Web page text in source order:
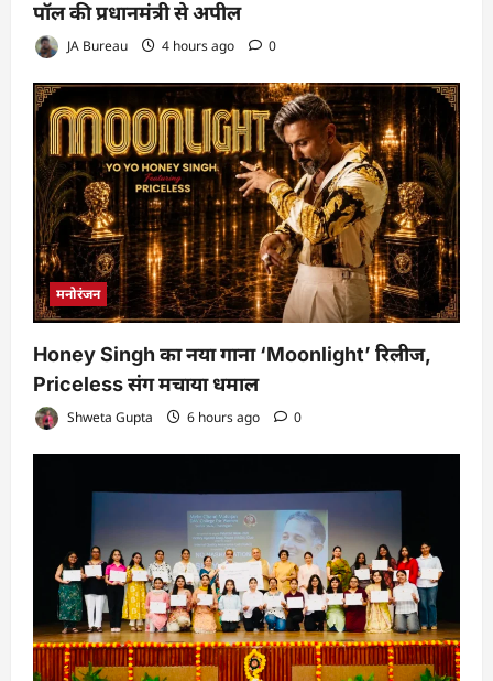
पॉल की प्रधानमंत्री से अपील
JA Bureau 4 hours ago 0
मनोरंजन
Honey Singh का नया गाना ‘Moonlight’ रिलीज,
Priceless संग मचाया धमाल
Shweta Gupta 6 hours ago 0